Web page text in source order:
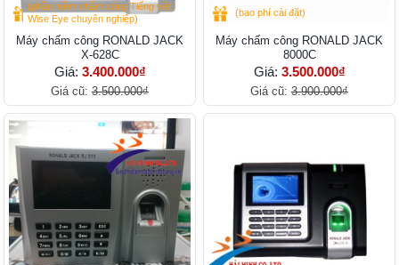
(phần mềm chấm công Tiếng việt
Wise Eye chuyên nghiệp)
Máy chấm công RONALD JACK
X-628C
Giá: 3.400.000₫
Giá cũ: 3.500.000₫
(bao phí cài đặt)
Máy chấm công RONALD JACK
8000C
Giá: 3.500.000₫
Giá cũ: 3.900.000₫